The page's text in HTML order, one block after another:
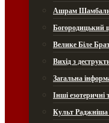
Ашрам
Богородицький
Велике Біле
Вихід з
Загальна
Інші езотеричні
Культ